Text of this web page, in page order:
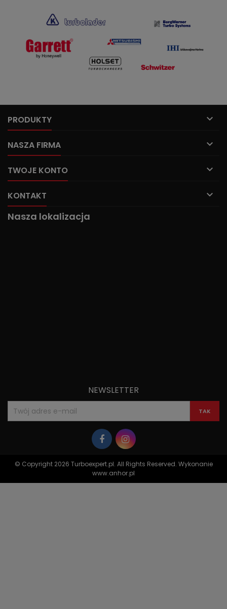
PRODUKTY 
NASZA FIRMA 
TWOJE KONTO 
KONTAKT 
Nasza lokalizacja
NEWSLETTER
© Copyright 2026 Turboexpert.pl. All Rights Reserved. Wykonanie
www.anhor.pl